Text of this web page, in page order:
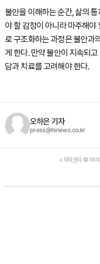
불안을 이해하는 순간, 삶의
야 할 감정이 아니라 마주해야
로 구조화하는 과정은 불안과
게 한다. 만약 불안이 지속되
담과 치료를 고려해야 한다.
오하은 기자
press@hinews.co.kr
<저작권자 © 하이